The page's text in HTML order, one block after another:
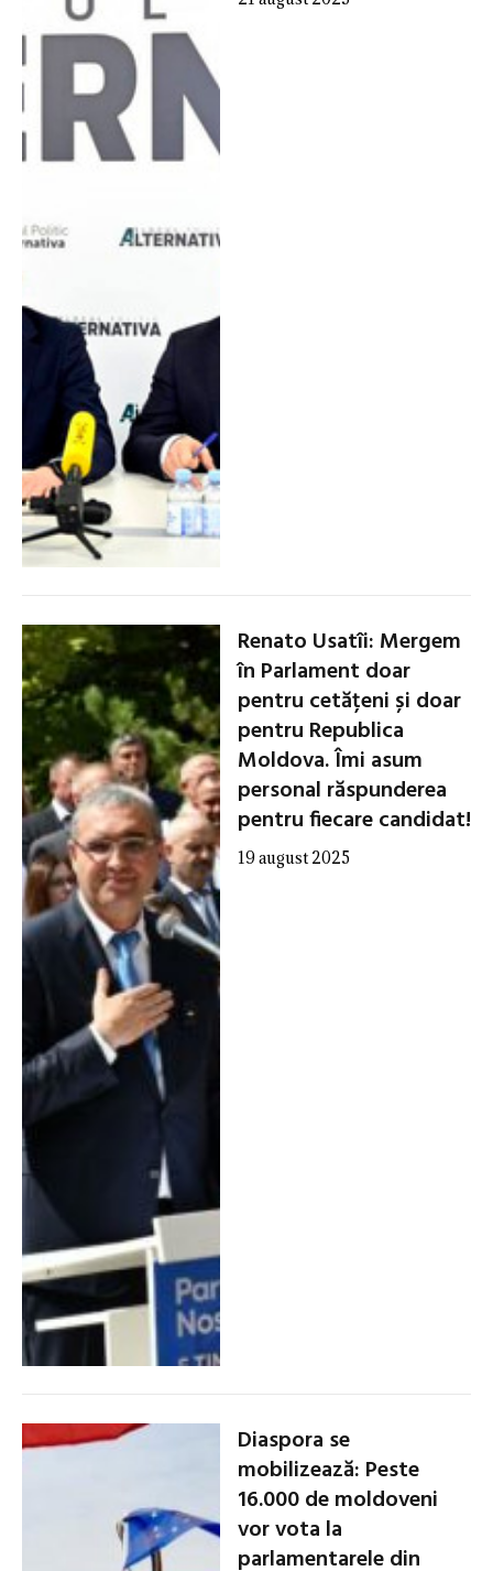
Renato Usatîi: Mergem
în Parlament doar
pentru cetățeni și doar
pentru Republica
Moldova. Îmi asum
personal răspunderea
pentru fiecare candidat!
19 august 2025
Diaspora se
mobilizează: Peste
16.000 de moldoveni
vor vota la
parlamentarele din